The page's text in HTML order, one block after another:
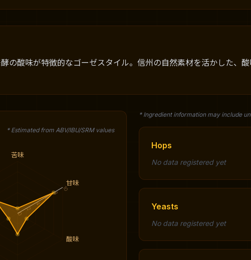
の酸味が特徴的なゴーゼスタイル。信州の自然素材を活かした、
* Estimated from ABV/IBU/SRM values
苦味
甘味
酸味
0
2
4
6
8
10
* Ingredient information may include
Hops
No data registered yet
Yeasts
No data registered yet